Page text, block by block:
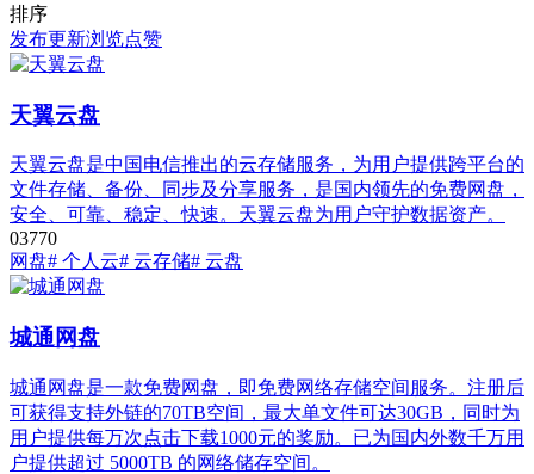
排序
发布更新浏览点赞
天翼云盘
天翼云盘是中国电信推出的云存储服务，为用户提供跨平台的
文件存储、备份、同步及分享服务，是国内领先的免费网盘，
安全、可靠、稳定、快速。天翼云盘为用户守护数据资产。
03770
网盘# 个人云# 云存储# 云盘
城通网盘
城通网盘是一款免费网盘，即免费网络存储空间服务。注册后
可获得支持外链的70TB空间，最大单文件可达30GB，同时为
用户提供每万次点击下载1000元的奖励。已为国内外数千万用
户提供超过 5000TB 的网络储存空间。